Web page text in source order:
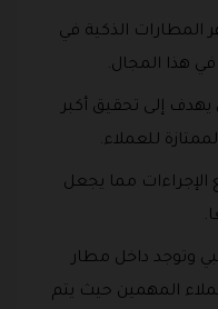
المطارات الذكية في
هذا المجال.
يهدف إلى تحقيق أكبر
للعملاء.
الإجراءات مما يجعل
وتوجد داخل مطار
المهمين حيث يتم